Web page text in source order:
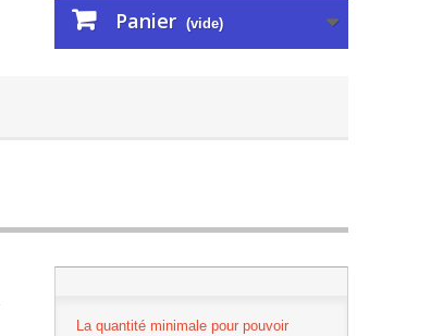
Panier (vide)
La quantité minimale pour pouvoir